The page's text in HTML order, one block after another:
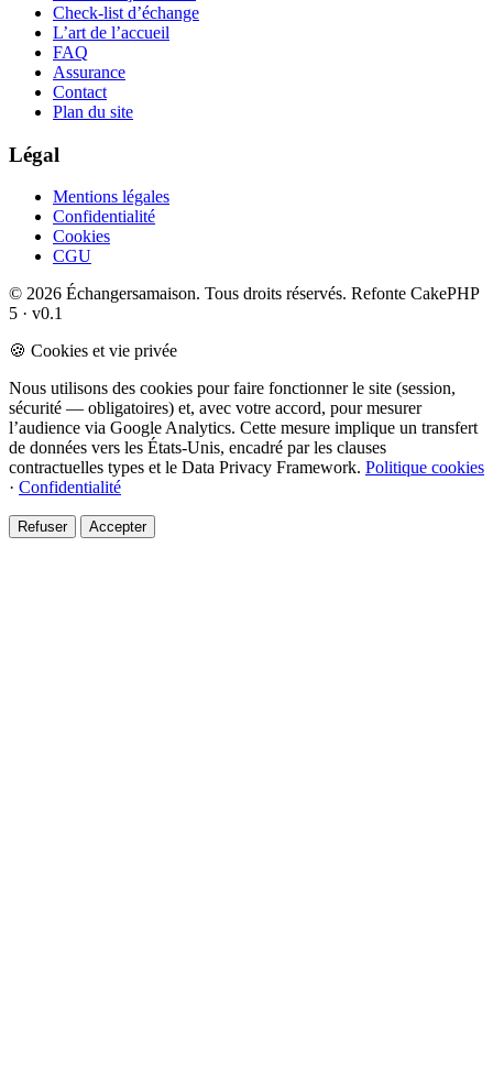
Check-list d’échange
L’art de l’accueil
FAQ
Assurance
Contact
Plan du site
Légal
Mentions légales
Confidentialité
Cookies
CGU
© 2026 Échangersamaison. Tous droits réservés. Refonte CakePHP
5 · v0.1
🍪 Cookies et vie privée
Nous utilisons des cookies pour faire fonctionner le site (session,
sécurité — obligatoires) et, avec votre accord, pour mesurer
l’audience via Google Analytics. Cette mesure implique un transfert
de données vers les États-Unis, encadré par les clauses
contractuelles types et le Data Privacy Framework. Politique cookies
· Confidentialité
Refuser Accepter